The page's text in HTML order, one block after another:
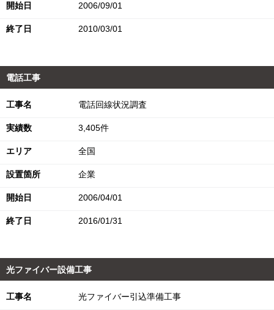
開始日 2006/09/01
終了日 2010/03/01
電話工事
工事名 電話回線状況調査
実績数 3,405件
エリア 全国
設置箇所 企業
開始日 2006/04/01
終了日 2016/01/31
光ファイバー設備工事
工事名 光ファイバー引込準備工事